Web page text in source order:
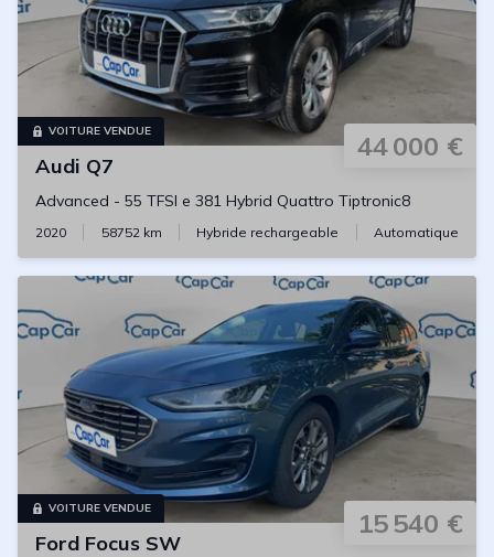
VOITURE VENDUE 44 000 €
Audi Q7
Advanced - 55 TFSI e 381 Hybrid Quattro Tiptronic8
2020 58752km Hybride rechargeable Automatique
VOITURE VENDUE 15 540 €
Ford Focus SW